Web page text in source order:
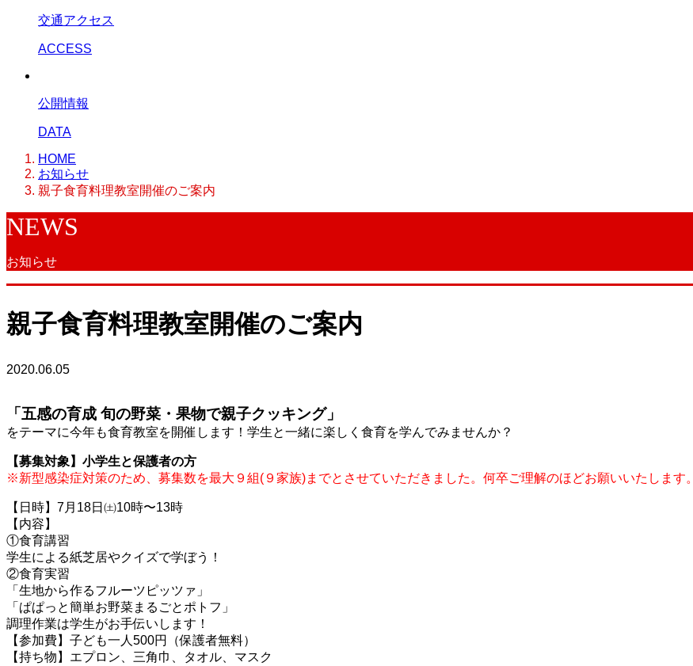
交通アクセス
ACCESS
公開情報
DATA
HOME
お知らせ
親子食育料理教室開催のご案内
NEWS
お知らせ
親子食育料理教室開催のご案内
2020.06.05
「五感の育成 旬の野菜・果物で親子クッキング」
をテーマに今年も食育教室を開催します！学生と一緒に楽しく食育を学んでみませんか？
【募集対象】小学生と保護者の方
※新型感染症対策のため、募集数を最大９組(９家族)までとさせていただきました。何卒ご理解のほどお願いいたします。
【日時】7月18日㈯10時〜13時
【内容】
①食育講習
学生による紙芝居やクイズで学ぼう！
②食育実習
「生地から作るフルーツピッツァ」
「ぱぱっと簡単お野菜まるごとポトフ」
調理作業は学生がお手伝いします！
【参加費】子ども一人500円（保護者無料）
【持ち物】エプロン、三角巾、タオル、マスク